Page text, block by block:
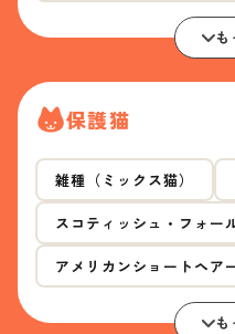
も
保護猫
雑種（ミックス猫）
スコティッシュ・フォー
アメリカンショートヘア
も